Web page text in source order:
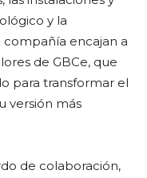
y la
encajan a
de GBCe, que
para transformar el
versión más
de colaboración,